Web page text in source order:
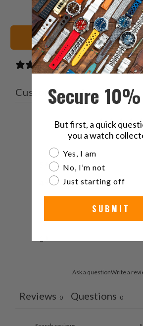
هذا
على
تويتر
هذا
على
فيسبوك
هذا
على
عرض جميع الأساور
0 reviews
Customer reviews
0 / 50 reviews
Ask a questionWrite a
Reviews 0 Questions 0
Secure
But first, a quick
you a watch
Are you a watch
Yes, I am
No, I’m not
Just starting off
SUBMIT